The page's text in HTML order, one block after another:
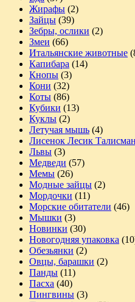
Жирафы (2)
Зайцы (39)
Зебры, ослики (2)
Змеи (66)
Итальянские животные
Капибара (14)
Кнопы (3)
Кони (32)
Коты (86)
Кубики (13)
Куклы (2)
Летучая мышь (4)
Лисенок Лесик
Львы (3)
Медведи (57)
Мемы (26)
Модные зайцы (2)
Мордочки (11)
Морские обитатели (46)
Мышки (3)
Новинки (30)
Новогодняя упаковка
Обезьянки (2)
Овцы, барашки (2)
Панды (11)
Пасха (40)
Пингвины (3)